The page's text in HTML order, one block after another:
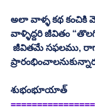
అలా వాళ్ళ కథ కంచికి
వాళ్ళిద్దరి జీవితం
శుభంభూయాత్‌